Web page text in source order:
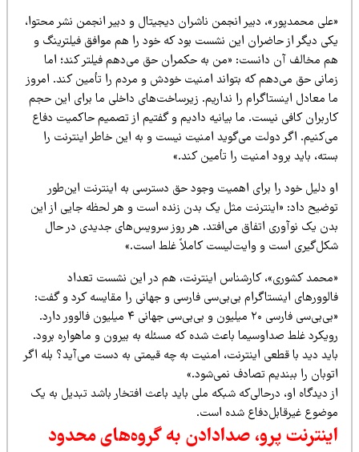
محمدپور»، دبیر انجمن ناشران دیجیتال و دبیر انجمن نشر محتوا،
دیگر از حاضران این نشست بود که خود را هم موافق فیلترینگ و
مخالف آن دانست: «من به حکمران حق می‌دهم فیلتر کند؛ اما
حق می‌دهم که بتواند امنیت خودش و مردم را تأمین کند. امروز
معادل اینستاگرام را نداریم. زیرساخت‌های داخلی ما برای این حجم
کافی نیست. ما بیانیه دادیم و گفتیم از تصمیم حاکمیت دفاع
اگر دولت می‌گوید امنیت نیست و به این خاطر اینترنت را
باید برود امنیت را تأمین کند.»
دلیل خود را برای اهمیت وجود حق دسترسی به اینترنت این‌طور
داد: «اینترنت مثل یک بدن زنده است و هر لحظه جایی از این
یک نوآوری اتفاق می‌افتد. هر روز سرویس‌های جدیدی در حال
است و وایت‌لیست کاملاً غلط است.»
کشوری»، کارشناس اینترنت، هم در این نشست تعداد
اینستاگرام بی‌بی‌سی فارسی و جهانی را مقایسه کرد و گفت:
«بی‌بی‌سی فارسی ۲۰ میلیون و بی‌بی‌سی جهانی ۴ میلیون فالوور دارد.
غلط صداوسیما باعث شده که مسئله به بیرون و ماهواره برود.
دید با قطعی اینترنت، امنیت به چه قیمتی به دست می‌آید؟ بله اگر
را ببندیم تصادف نمی‌شود.»
دیدگاه او، درحالی‌که شبکه ملی باید باعث افتخار باشد تبدیل به یک
غیرقابل‌دفاع شده است.
پرو، صدادادن به گروه‌های محدود